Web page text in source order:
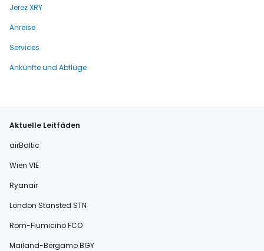
Jerez XRY
Anreise
Services
Ankünfte und Abflüge
Aktuelle Leitfäden
airBaltic
Wien VIE
Ryanair
London Stansted STN
Rom-Fiumicino FCO
Mailand-Bergamo BGY